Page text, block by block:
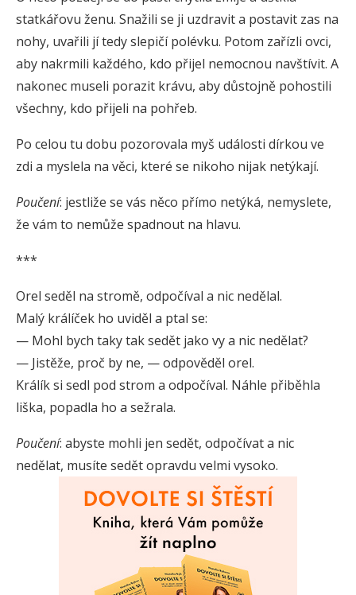
statkářovu ženu. Snažili se ji uzdravit a postavit zas na
nohy, uvařili jí tedy slepičí polévku. Potom zařízli ovci,
aby nakrmili každého, kdo přijel nemocnou navštívit. A
nakonec museli porazit krávu, aby důstojně pohostili
všechny, kdo přijeli na pohřeb.
Po celou tu dobu pozorovala myš události dírkou ve
zdi a myslela na věci, které se nikoho nijak netýkají.
Poučení: jestliže se vás něco přímo netýká, nemyslete,
že vám to nemůže spadnout na hlavu.
***
Orel seděl na stromě, odpočíval a nic nedělal.
Malý králíček ho uviděl a ptal se:
— Mohl bych taky tak sedět jako vy a nic nedělat?
— Jistěže, proč by ne, — odpověděl orel.
Králík si sedl pod strom a odpočíval. Náhle přiběhla
liška, popadla ho a sežrala.
Poučení: abyste mohli jen sedět, odpočívat a nic
nedělat, musíte sedět opravdu velmi vysoko.